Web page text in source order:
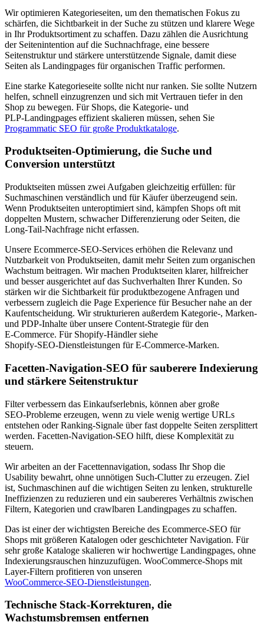
Wir optimieren Kategorieseiten, um den thematischen Fokus zu
schärfen, die Sichtbarkeit in der Suche zu stützen und klarere Wege
in Ihr Produktsortiment zu schaffen. Dazu zählen die Ausrichtung
der Seitenintention auf die Suchnachfrage, eine bessere
Seitenstruktur und stärkere unterstützende Signale, damit diese
Seiten als Landingpages für organischen Traffic performen.
Eine starke Kategorieseite sollte nicht nur ranken. Sie sollte Nutzern
helfen, schnell einzugrenzen und sich mit Vertrauen tiefer in den
Shop zu bewegen. Für Shops, die Kategorie‑ und
PLP‑Landingpages effizient skalieren müssen, sehen Sie
Programmatic SEO für große Produktkataloge.
Produktseiten‑Optimierung, die Suche und
Conversion unterstützt
Produktseiten müssen zwei Aufgaben gleichzeitig erfüllen: für
Suchmaschinen verständlich und für Käufer überzeugend sein.
Wenn Produktseiten unteroptimiert sind, kämpfen Shops oft mit
doppelten Mustern, schwacher Differenzierung oder Seiten, die
Long‑Tail‑Nachfrage nicht erfassen.
Unsere Ecommerce‑SEO‑Services erhöhen die Relevanz und
Nutzbarkeit von Produktseiten, damit mehr Seiten zum organischen
Wachstum beitragen. Wir machen Produktseiten klarer, hilfreicher
und besser ausgerichtet auf das Suchverhalten Ihrer Kunden. So
stärken wir die Sichtbarkeit für produktbezogene Anfragen und
verbessern zugleich die Page Experience für Besucher nahe an der
Kaufentscheidung. Wir strukturieren außerdem Kategorie‑, Marken‑
und PDP‑Inhalte über unsere Content‑Strategie für den
E‑Commerce. Für Shopify‑Händler siehe
Shopify‑SEO‑Dienstleistungen für E‑Commerce‑Marken.
Facetten‑Navigation‑SEO für sauberere Indexierung
und stärkere Seitenstruktur
Filter verbessern das Einkaufserlebnis, können aber große
SEO‑Probleme erzeugen, wenn zu viele wenig wertige URLs
entstehen oder Ranking‑Signale über fast doppelte Seiten zersplittert
werden. Facetten‑Navigation‑SEO hilft, diese Komplexität zu
steuern.
Wir arbeiten an der Facettennavigation, sodass Ihr Shop die
Usability bewahrt, ohne unnötigen Such‑Clutter zu erzeugen. Ziel
ist, Suchmaschinen auf die wichtigen Seiten zu lenken, strukturelle
Ineffizienzen zu reduzieren und ein saubereres Verhältnis zwischen
Filtern, Kategorien und crawlbaren Landingpages zu schaffen.
Das ist einer der wichtigsten Bereiche des Ecommerce‑SEO für
Shops mit größeren Katalogen oder geschichteter Navigation. Für
sehr große Kataloge skalieren wir hochwertige Landingpages, ohne
Indexierungsrauschen hinzuzufügen. WooCommerce‑Shops mit
Layer‑Filtern profitieren von unseren
WooCommerce‑SEO‑Dienstleistungen.
Technische Stack‑Korrekturen, die
Wachstumsbremsen entfernen